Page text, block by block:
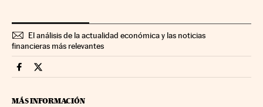
El análisis de la actualidad económica y las noticias
financieras más relevantes
Companias Cinco Días en Facebook
Companias Cinco Días en Twitter
MÁS INFORMACIÓN